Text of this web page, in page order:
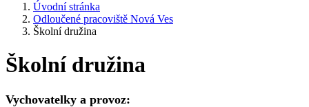
Úvodní stránka
Odloučené pracoviště Nová Ves
Školní družina
Školní družina
Vychovatelky a provoz: